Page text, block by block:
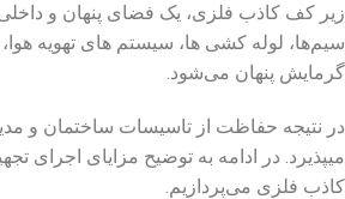
زیر کف کاذب فلزی، یک فضای پنهان و
سیم‌ها، لوله کشی ها، سیستم های تهویه
گرمایش پنهان می‌شود.
در نتیجه حفاظت از تاسیسات ساختمان و
میپذیرد. در ادامه به توضیح مزایای اجرای
کاذب فلزی می‌پردازیم.